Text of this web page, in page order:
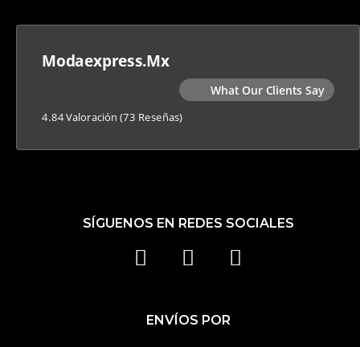
SÍGUENOS EN REDES SOCIALES
F
C
E
I
S
T
T
ENVÍOS POR
Modaexpress.mx
What Our Clients Say
4.84 Valoración (73 Reseñas)